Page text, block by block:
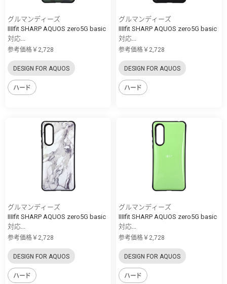
グルマンディーズ
IIIIfit SHARP AQUOS zero5G basic
対応...
参考価格￥2,728
DESIGN FOR AQUOS
ハード
グルマンディーズ
IIIIfit SHARP AQUOS zero5G basic
対応...
参考価格￥2,728
DESIGN FOR AQUOS
ハード
グルマンディーズ
IIIIfit SHARP AQUOS zero5G basic
対応...
参考価格￥2,728
DESIGN FOR AQUOS
ハード
グルマンディーズ
IIIIfit SHARP AQUOS zero5G basic
対応...
参考価格￥2,728
DESIGN FOR AQUOS
ハード